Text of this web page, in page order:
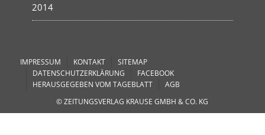
2014
IMPRESSUM KONTAKT
SITEMAP
DATENSCHUTZERKLÄRUNG
FACEBOOK
HERAUSGEGEBEN VOM TAGEBLATT
AGB
© ZEITUNGSVERLAG KRAUSE GMBH & CO. KG